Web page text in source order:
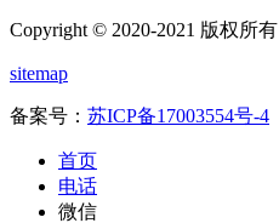
Copyright © 2020-2021 版权所有
sitemap
备案号： 苏ICP备17003554号-4
首页
电话
微信